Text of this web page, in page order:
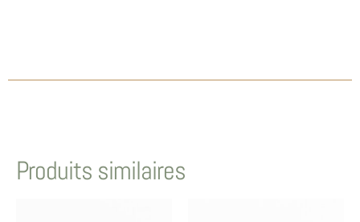
Produits similaires